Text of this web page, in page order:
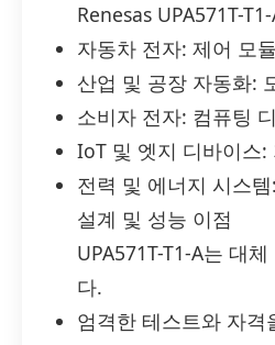
Renesas UPA571T-
자동차 전자: 제어 모
산업 및 공장 자동화:
소비자 전자: 컴퓨팅
IoT 및 엣지 디바이스
전력 및 에너지 시스
설계 및 성능 이점
UPA571T-T1-A는 대
다.
엄격한 테스트와 자격